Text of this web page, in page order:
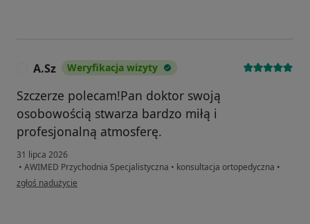
A.Sz Weryfikacja wizyty
Szczerze polecam!Pan doktor swoją
osobowością stwarza bardzo miłą i
profesjonalną atmosferę.
31 lipca 2026
• AWIMED Przychodnia Specjalistyczna • konsultacja ortopedyczna •
w opinii użytkownika A.Sz
zgłoś nadużycie